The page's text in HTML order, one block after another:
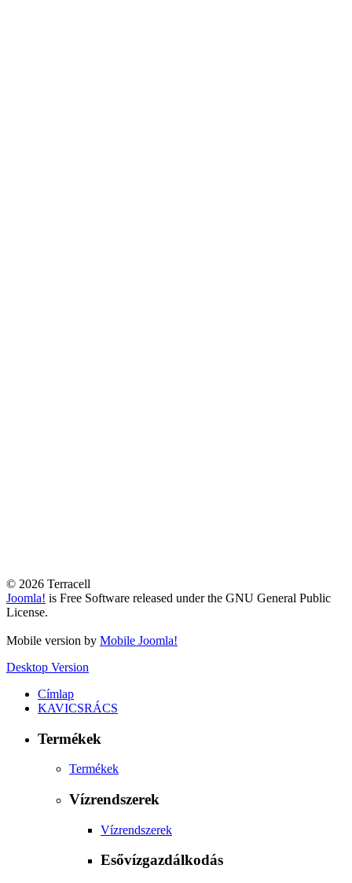
© 2026 Terracell
Joomla! is Free Software released under the GNU General Public
License.
Mobile version by Mobile Joomla!
Desktop Version
Címlap
KAVICSRÁCS
Termékek
Termékek
Vízrendszerek
Vízrendszerek
Esővízgazdálkodás